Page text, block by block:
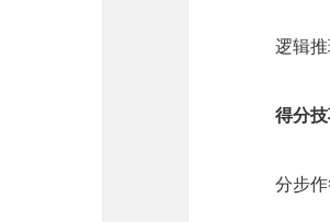
逻辑
得分
分步